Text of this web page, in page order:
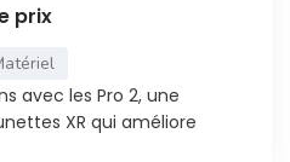
prix
avec les Pro 2, une
XR qui améliore